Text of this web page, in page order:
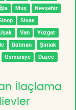
Muş
Nevşehir
Sivas
Van
Yozgat
Batman
Şırnak
Osmaniye Düzce
İlaçlama